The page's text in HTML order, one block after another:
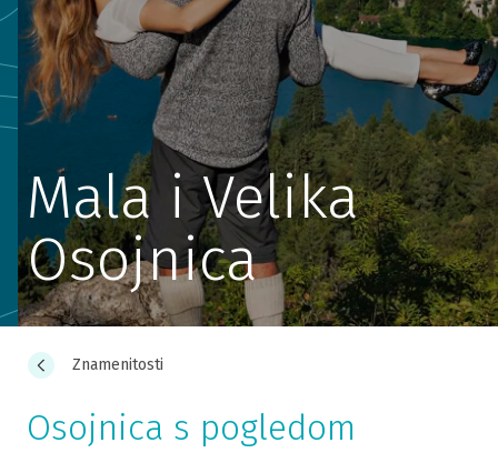
Mala i Velika
Osojnica
Znamenitosti
Osojnica s pogledom